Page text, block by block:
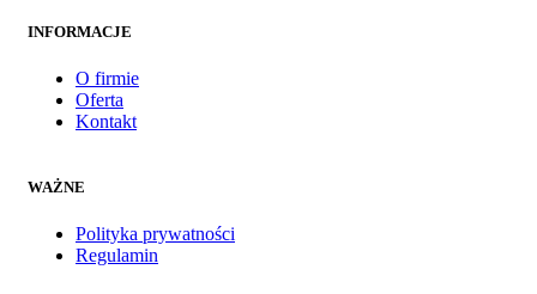
INFORMACJE
O firmie
Oferta
Kontakt
WAŻNE
Polityka prywatności
Regulamin